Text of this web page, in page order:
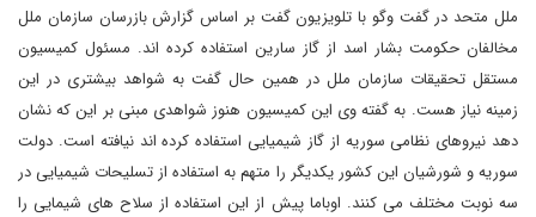
ملل متحد در گفت وگو با تلویزیون گفت بر اساس گزارش بازرسان سازمان ملل
مخالفان حکومت بشار اسد از گاز سارین استفاده کرده اند. مسئول کمیسیون
مستقل تحقیقات سازمان ملل در همین حال گفت به شواهد بیشتری در این
زمینه نیاز هست. به گفته وی این کمیسیون هنوز شواهدی مبنی بر این که نشان
دهد نیروهای نظامی سوریه از گاز شیمیایی استفاده کرده اند نیافته است. دولت
سوریه و شورشیان این کشور یکدیگر را متهم به استفاده از تسلیحات شیمیایی در
سه نوبت مختلف می کنند. اوباما پیش از این استفاده از سلاح های شیمایی را